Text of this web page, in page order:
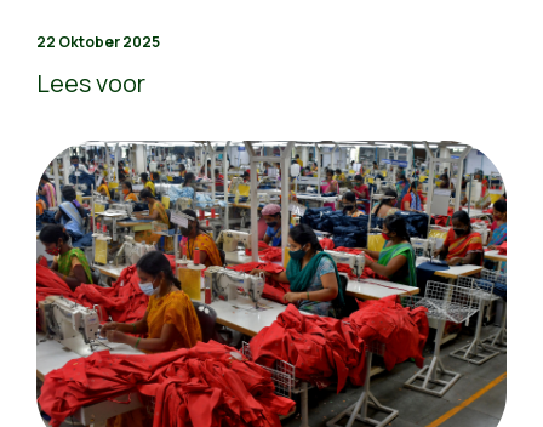
22 Oktober 2025
Lees voor